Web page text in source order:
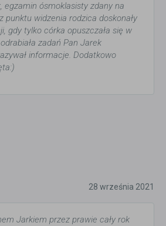
egzamin ósmoklasisty zdany na
punktu widzenia rodzica doskonały
gdy tylko córka opuszczała się w
zadań Pan Jarek
informacje. Dodatkowo
28 września 2021
Jarkiem przez prawie cały rok